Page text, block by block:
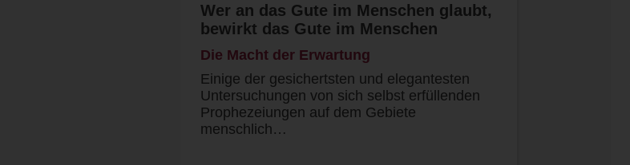
Wer an das Gute im Menschen glaubt,
bewirkt das Gute im Menschen
Die Macht der Erwartung
Einige der gesichertsten und elegantesten
Untersuchungen von sich selbst erfüllenden
Prophezeiungen auf dem Gebiete
menschlich…